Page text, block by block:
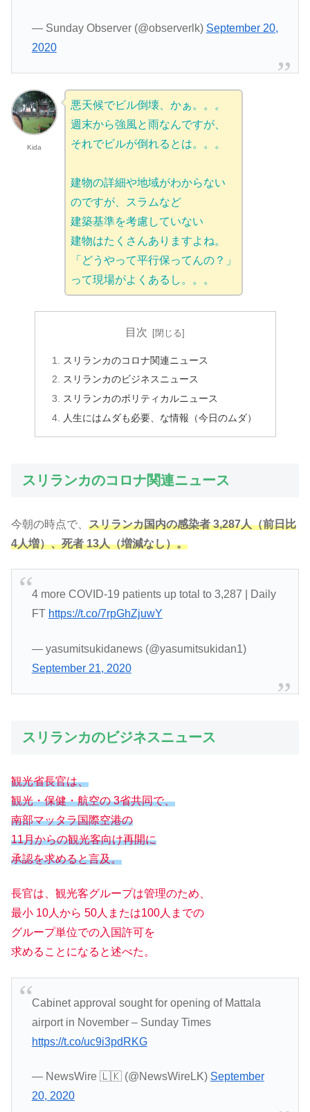
— Sunday Observer (@observerlk) September 20,
2020
Kida
悪天候でビル倒壊、かぁ。。。
週末から強風と雨なんですが、
それでビルが倒れるとは。。。
建物の詳細や地域がわからない
のですが、スラムなど
建築基準を考慮していない
建物はたくさんありますよね。
「どうやって平行保ってんの？」
って現場がよくあるし。。。
目次
スリランカのコロナ関連ニュース
スリランカのビジネスニュース
スリランカのポリティカルニュース
人生にはムダも必要、な情報（今日のムダ）
スリランカのコロナ関連ニュース
今朝の時点で、 スリランカ国内の感染者 3,287人（前日比
4人増）、死者 13人（増減なし）。
4 more COVID-19 patients up total to 3,287 | Daily
FT https://t.co/7rpGhZjuwY
— yasumitsukidanews (@yasumitsukidan1)
September 21, 2020
スリランカのビジネスニュース
観光省長官は、
観光・保健・航空の 3省共同で、
南部マッタラ国際空港の
11月からの観光客向け再開に
承認を求めると言及。
長官は、観光客グループは管理のため、
最小 10人から 50人または100人までの
グループ単位での入国許可を
求めることになると述べた。
Cabinet approval sought for opening of Mattala
airport in November – Sunday Times
https://t.co/uc9i3pdRKG
— NewsWire 🇱🇰 (@NewsWireLK) September
20, 2020